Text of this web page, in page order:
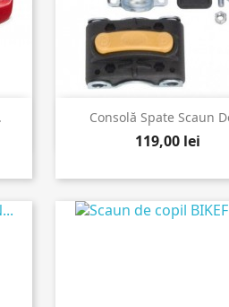
Consolă Spate Scaun
119,00 lei
 Vizualizare